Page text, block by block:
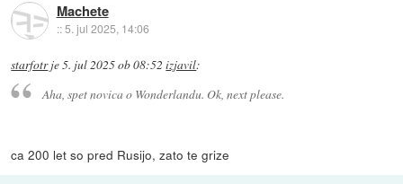
Machete
::5. jul 2025, 14:06
starfotrje5. jul 2025 ob 08:52 izjavil:
Aha, spet novica o Wonderlandu. Ok, next please.
ca 200 let so pred Rusijo, zato te grize